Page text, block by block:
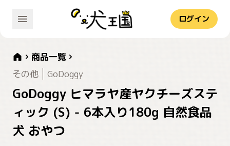
ログイン
商品一覧
その他
GoDoggy
GoDoggy ヒマラヤ産ヤクチーズステ
ィック (S) - 6本入り180g 自然食品
犬 おやつ